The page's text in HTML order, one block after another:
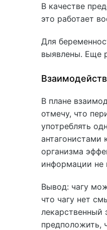
В качестве
это работает
Для
выявлены. Еще
В плане
отмечу, что
употреблять
антагонистами
организма
информации не
Вывод: чагу
что чагу нет
предположить,